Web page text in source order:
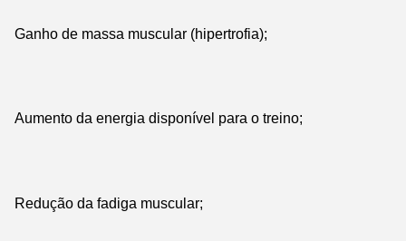
Ganho de massa muscular (hipertrofia);
Aumento da energia disponível para o treino;
Redução da fadiga muscular;